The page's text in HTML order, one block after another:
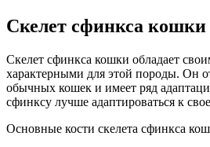
Скелет сфинкса кошки
Скелет сфинкса кошки обладает
характерными для этой породы. Он
обычных кошек и имеет ряд
сфинксу лучше адаптироваться к
Основные кости скелета сфинкса